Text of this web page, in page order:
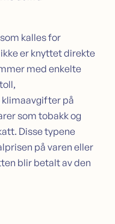
kalles for
er knyttet direkte
med enkelte
på
som tobakk og
Disse typene
på varen eller
blir betalt av den